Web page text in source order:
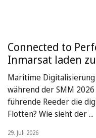
Connected to
Inmarsat laden
Maritime
während der SMM
führende Reeder die
Flotten? Wie sieht der ...
29. Juli 2026